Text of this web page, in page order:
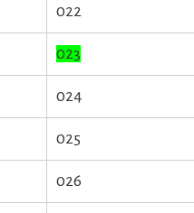
022
023
024
025
026